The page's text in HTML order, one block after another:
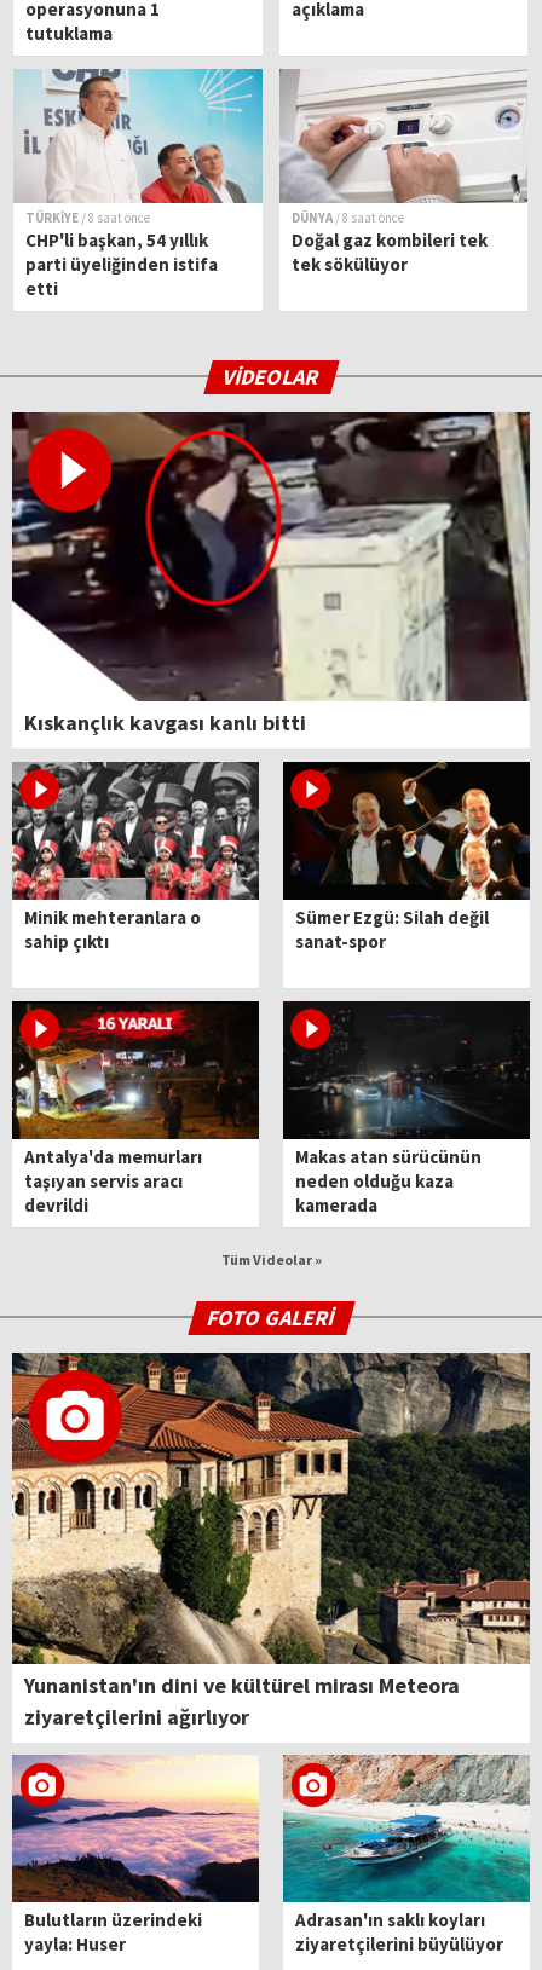
operasyonuna 1
tutuklama
açıklama
TÜRKİYE / 8 saat önce
CHP'li başkan, 54 yıllık
parti üyeliğinden istifa
etti
DÜNYA / 8 saat önce
Doğal gaz kombileri tek
tek sökülüyor
VİDEOLAR
Kıskançlık kavgası kanlı bitti
Minik mehteranlara o
sahip çıktı
Sümer Ezgü: Silah değil
sanat-spor
Antalya'da memurları
taşıyan servis aracı
devrildi
Makas atan sürücünün
neden olduğu kaza
kamerada
Tüm Videolar »
FOTO GALERİ
Yunanistan'ın dini ve kültürel mirası Meteora
ziyaretçilerini ağırlıyor
Bulutların üzerindeki
yayla: Huser
Adrasan'ın saklı koyları
ziyaretçilerini büyülüyor